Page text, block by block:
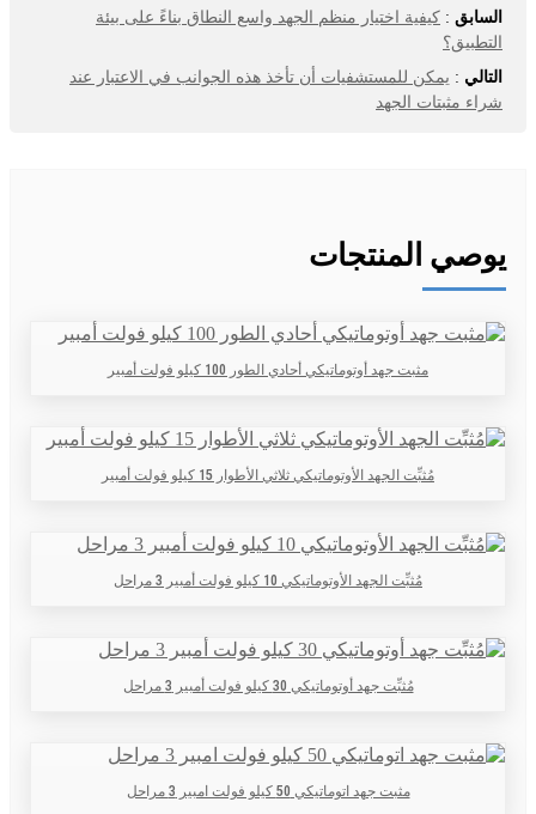
السابق : كيفية اختيار منظم الجهد واسع النطاق بناءً على بيئة
التطبيق؟
التالي : يمكن للمستشفيات أن تأخذ هذه الجوانب في الاعتبار عند
شراء مثبتات الجهد
يوصي المنتجات
مثبت جهد أوتوماتيكي أحادي الطور 100 كيلو فولت أمبير
مُثبِّت الجهد الأوتوماتيكي ثلاثي الأطوار 15 كيلو فولت أمبير
مُثبِّت الجهد الأوتوماتيكي 10 كيلو فولت أمبير 3 مراحل
مُثبِّت جهد أوتوماتيكي 30 كيلو فولت أمبير 3 مراحل
مثبت جهد اتوماتيكي 50 كيلو فولت امبير 3 مراحل